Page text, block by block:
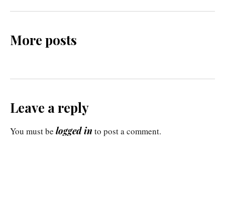
More posts
Leave a reply
You must be logged in to post a comment.